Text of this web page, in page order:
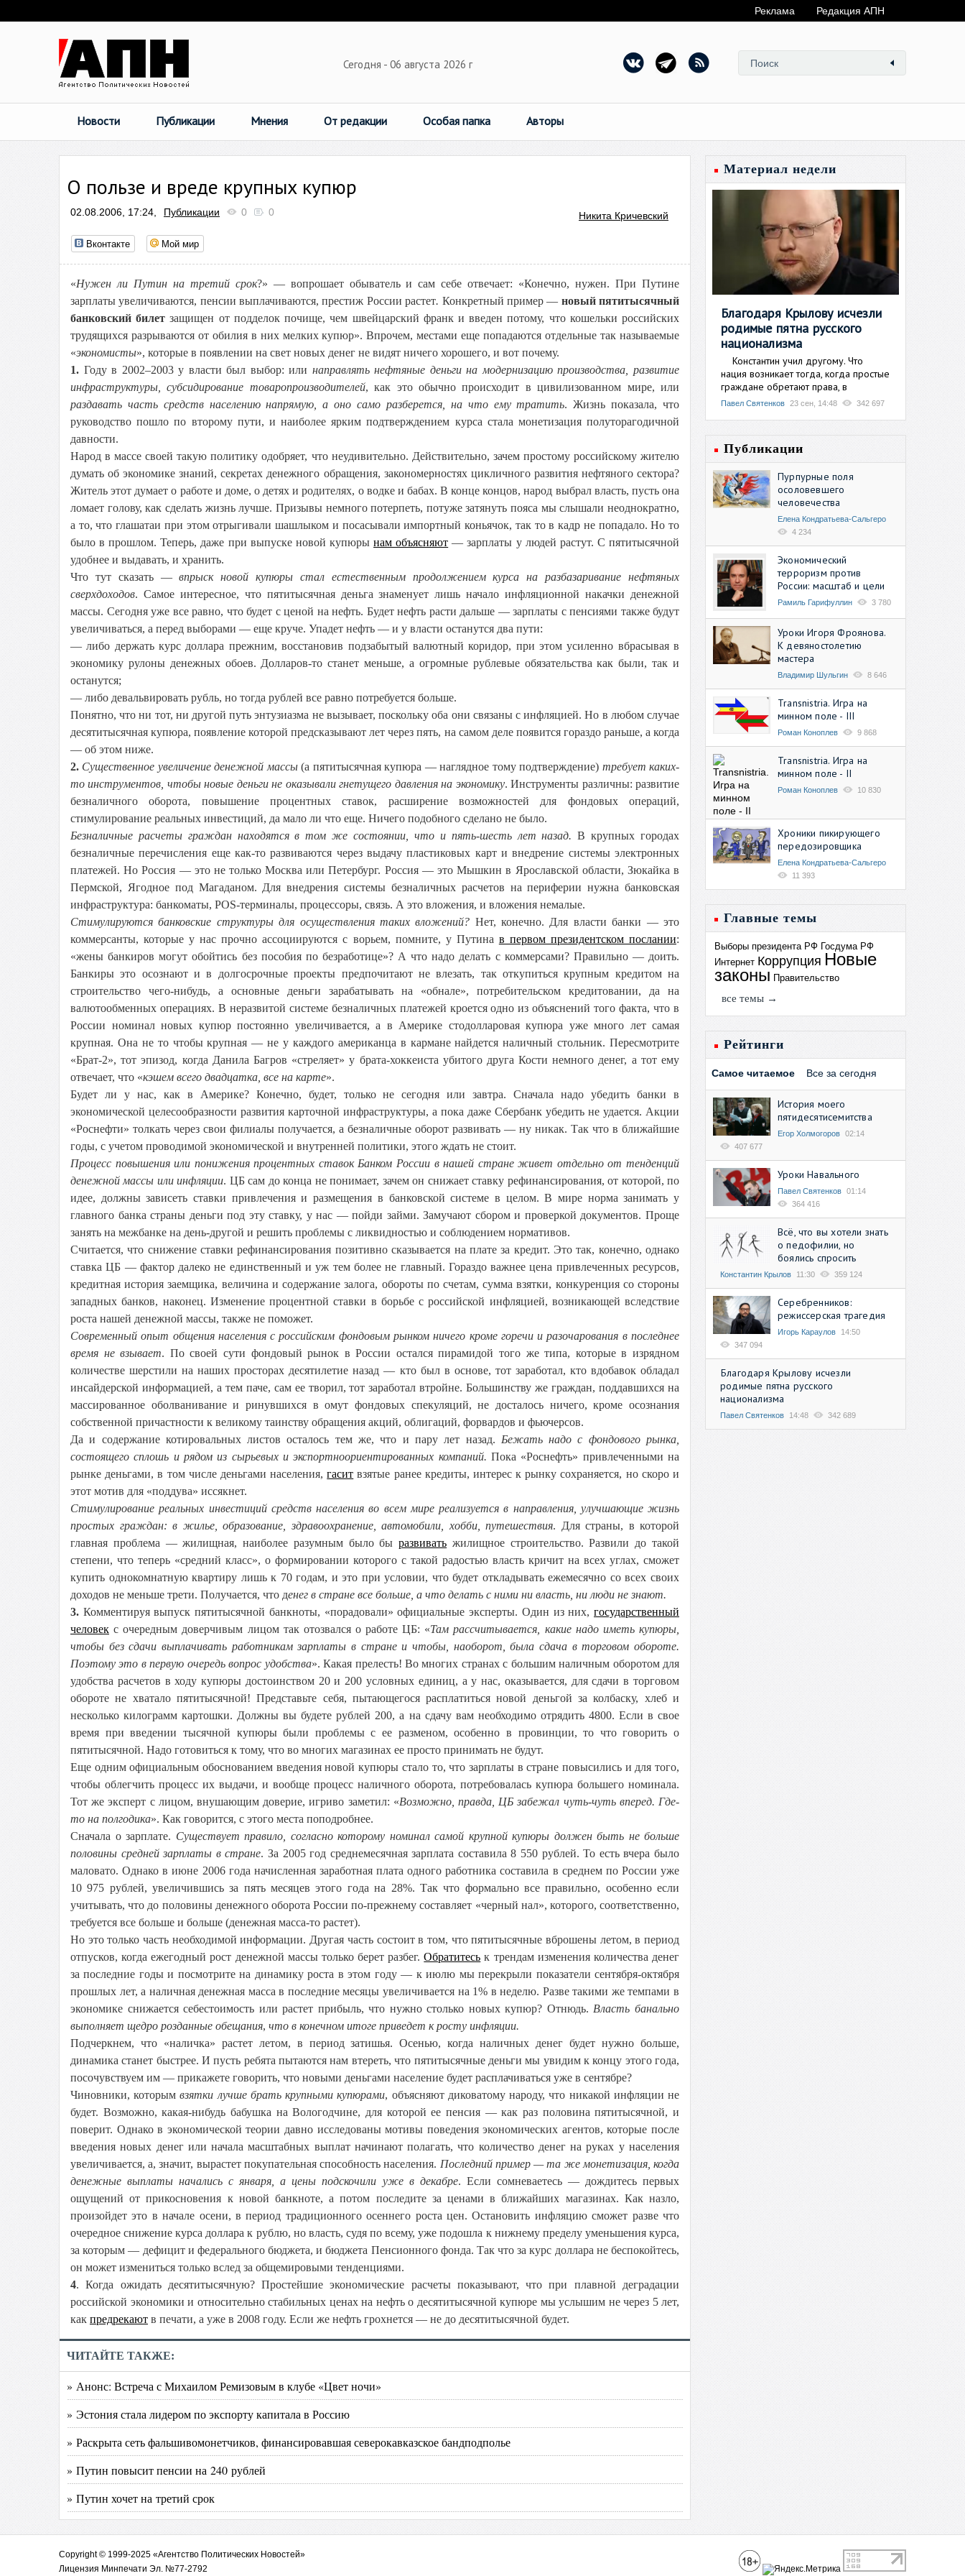
Реклама Редакция АПН
Сегодня - 06 августа 2026 г
Новости Публикации Мнения От редакции Особая папка Авторы
О пользе и вреде крупных купюр
02.08.2006, 17:24, Публикации 0 0 Никита Кричевский
Вконтакте Мой мир
«Нужен ли Путин на третий срок?» — вопрошает обыватель и сам себе отвечает: «Конечно, нужен. При Путине
зарплаты увеличиваются, пенсии выплачиваются, престиж России растет. Конкретный пример — новый пятитысячный
банковский билет защищен от подделок почище, чем швейцарский франк и введен потому, что кошельки российских
трудящихся разрываются от обилия в них мелких купюр». Впрочем, местами еще попадаются отдельные так называемые
«экономисты», которые в появлении на свет новых денег не видят ничего хорошего, и вот почему.
1. Году в 2002–2003 у власти был выбор: или направлять нефтяные деньги на модернизацию производства, развитие
инфраструктуры, субсидирование товаропроизводителей, как это обычно происходит в цивилизованном мире, или
раздавать часть средств населению напрямую, а оно само разберется, на что ему тратить. Жизнь показала, что
руководство пошло по второму пути, и наиболее ярким подтверждением курса стала монетизация полуторагодичной
давности.
Народ в массе своей такую политику одобряет, что неудивительно. Действительно, зачем простому российскому жителю
думать об экономике знаний, секретах денежного обращения, закономерностях цикличного развития нефтяного сектора?
Житель этот думает о работе и доме, о детях и родителях, о водке и бабах. В конце концов, народ выбрал власть, пусть она
ломает голову, как сделать жизнь лучше. Призывы немного потерпеть, потуже затянуть пояса мы слышали неоднократно,
а то, что глашатаи при этом отрыгивали шашлыком и посасывали импортный коньячок, так то в кадр не попадало. Но то
было в прошлом. Теперь, даже при выпуске новой купюрынам объясняют — зарплаты у людей растут. С пятитысячной
удобнее и выдавать, и хранить.
Что тут сказать —впрыск новой купюры стал естественным продолжением курса на разбазаривание нефтяных
сверхдоходов. Самое интересное, что пятитысячная деньга знаменует лишь начало инфляционной накачки денежной
массы. Сегодня уже все равно, что будет с ценой на нефть. Будет нефть расти дальше — зарплаты с пенсиями также будут
увеличиваться, а перед выборами — еще круче. Упадет нефть — и у власти останутся два пути:
— либо держать курс доллара прежним, восстановив подзабытый валютный коридор, при этом усиленно вбрасывая в
экономику рулоны денежных обоев. Долларов-то станет меньше, а огромные рублевые обязательства как были, так и
останутся;
— либо девальвировать рубль, но тогда рублей все равно потребуется больше.
Понятно, что ни тот, ни другой путь энтузиазма не вызывает, поскольку оба они связаны с инфляцией. Но в любом случае
десятитысячная купюра, появление которой предсказывают лет через пять, на самом деле появится гораздо раньше, а когда
— об этом ниже.
2. Существенное увеличение денежной массы(а пятитысячная купюра — наглядное тому подтверждение) требует каких-
то инструментов, чтобы новые деньги не оказывали гнетущего давления на экономику. Инструменты различны: развитие
безналичного оборота, повышение процентных ставок, расширение возможностей для фондовых операций,
стимулирование реальных инвестиций, да мало ли что еще. Ничего подобного сделано не было.
Безналичные расчеты граждан находятся в том же состоянии, что и пять-шесть лет назад. В крупных городах
безналичные перечисления еще как-то развиваются через выдачу пластиковых карт и внедрение системы электронных
платежей. Но Россия — это не только Москва или Петербург. Россия — это Мышкин в Ярославской области, Зюкайка в
Пермской, Ягодное под Магаданом. Для внедрения системы безналичных расчетов на периферии нужна банковская
инфраструктура: банкоматы, POS-терминалы, процессоры, связь. А это вложения, и вложения немалые.
Стимулируются банковские структуры для осуществления таких вложений? Нет, конечно. Для власти банки — это
коммерсанты, которые у нас прочно ассоциируются с ворьем, помните, у Путина в первом президентском послании:
«жены банкиров могут обойтись без пособия по безработице»? А что надо делать с коммерсами? Правильно — доить.
Банкиры это осознают и в долгосрочные проекты предпочитают не влезать, так откупиться крупным кредитом на
строительство чего-нибудь, а основные деньги зарабатывать на «обнале», потребительском кредитовании, да на
валютообменных операциях. В неразвитой системе безналичных платежей кроется одно из объяснений того факта, что в
России номинал новых купюр постоянно увеличивается, а в Америке стодолларовая купюра уже много лет самая
крупная. Она не то чтобы крупная — не у каждого американца в кармане найдется наличный стольник. Пересмотрите
«Брат-2», тот эпизод, когда Данила Багров «стреляет» у брата-хоккеиста убитого друга Кости немного денег, а тот ему
отвечает, что «кэшем всего двадцатка, все на карте».
Будет ли у нас, как в Америке? Конечно, будет, только не сегодня или завтра. Сначала надо убедить банки в
экономической целесообразности развития карточной инфраструктуры, а пока даже Сбербанк убедить не удается. Акции
«Роснефти» толкать через свои филиалы получается, а безналичные оборот развивать — ну никак. Так что в ближайшие
годы, с учетом проводимой экономической и внутренней политики, этого ждать не стоит.
Процесс повышения или понижения процентных ставок Банком России в нашей стране живет отдельно от тенденций
денежной массы или инфляции. ЦБ сам до конца не понимает, зачем он снижает ставку рефинансирования, от которой, по
идее, должны зависеть ставки привлечения и размещения в банковской системе в целом. В мире норма занимать у
главного банка страны деньги под эту ставку, у нас — пойди займи. Замучают сбором и проверкой документов. Проще
занять на межбанке на день-другой и решить проблемы с ликвидностью и соблюдением нормативов.
Считается, что снижение ставки рефинансирования позитивно сказывается на плате за кредит. Это так, конечно, однако
ставка ЦБ — фактор далеко не единственный и уж тем более не главный. Гораздо важнее цена привлеченных ресурсов,
кредитная история заемщика, величина и содержание залога, обороты по счетам, сумма взятки, конкуренция со стороны
западных банков, наконец. Изменение процентной ставки в борьбе с российской инфляцией, возникающей вследствие
роста нашей денежной массы, также не поможет.
Современный опыт общения населения с российским фондовым рынком ничего кроме горечи и разочарования в последнее
время не взывает. По своей сути фондовый рынок в России остался пирамидой того же типа, которые в изрядном
количестве шерстили на наших просторах десятилетие назад — кто был в основе, тот заработал, кто вдобавок обладал
инсайдерской информацией, а тем паче, сам ее творил, тот заработал втройне. Большинству же граждан, поддавшихся на
массированное оболванивание и ринувшихся в омут фондовых спекуляций, не досталось ничего, кроме осознания
собственной причастности к великому таинству обращения акций, облигаций, форвардов и фьючерсов.
Да и содержание котировальных листов осталось тем же, что и пару лет назад. Бежать надо с фондового рынка,
состоящего сплошь и рядом из сырьевых и экспортноориентированных компаний. Пока «Роснефть» привлеченными на
рынке деньгами, в том числе деньгами населения,гасит взятые ранее кредиты, интерес к рынку сохраняется, но скоро и
этот мотив для «поддува» иссякнет.
Стимулирование реальных инвестиций средств населения во всем мире реализуется в направления, улучшающие жизнь
простых граждан: в жилье, образование, здравоохранение, автомобили, хобби, путешествия. Для страны, в которой
главная проблема — жилищная, наиболее разумным было быразвивать жилищное строительство. Развили до такой
степени, что теперь «средний класс», о формировании которого с такой радостью власть кричит на всех углах, сможет
купить однокомнатную квартиру лишь к 70 годам, и это при условии, что будет откладывать ежемесячно со всех своих
доходов не меньше трети. Получается, что денег в стране все больше, а что делать с ними ни власть, ни люди не знают.
3. Комментируя выпуск пятитысячной банкноты, «порадовали» официальные эксперты. Один из них,государственный
человек с очередным доверчивым лицом так отозвался о работе ЦБ: «Там рассчитывается, какие надо иметь купюры,
чтобы без сдачи выплачивать работникам зарплаты в стране и чтобы, наоборот, была сдача в торговом обороте.
Поэтому это в первую очередь вопрос удобства». Какая прелесть! Во многих странах с большим наличным оборотом для
удобства расчетов в ходу купюры достоинством 20 и 200 условных единиц, а у нас, оказывается, для сдачи в торговом
обороте не хватало пятитысячной! Представьте себя, пытающегося расплатиться новой деньгой за колбаску, хлеб и
несколько килограмм картошки. Должны вы будете рублей 200, а на сдачу вам необходимо отрядить 4800. Если в свое
время при введении тысячной купюры были проблемы с ее разменом, особенно в провинции, то что говорить о
пятитысячной. Надо готовиться к тому, что во многих магазинах ее просто принимать не будут.
Еще одним официальным обоснованием введения новой купюры стало то, что зарплаты в стране повысились и для того,
чтобы облегчить процесс их выдачи, и вообще процесс наличного оборота, потребовалась купюра большего номинала.
Тот же эксперт с лицом, внушающим доверие, игриво заметил: «Возможно, правда, ЦБ забежал чуть-чуть вперед. Где-
то на полгодика». Как говорится, с этого места поподробнее.
Сначала о зарплате. Существует правило, согласно которому номинал самой крупной купюры должен быть не больше
половины средней зарплаты в стране. За 2005 год среднемесячная зарплата составила 8 550 рублей. То есть вчера было
маловато. Однако в июне 2006 года начисленная заработная плата одного работника составила в среднем по России уже
10 975 рублей, увеличившись за пять месяцев этого года на 28%. Так что формально все правильно, особенно если
учитывать, что до половины денежного оборота России по-прежнему составляет «черный нал», которого, соответственно,
требуется все больше и больше (денежная масса-то растет).
Но это только часть необходимой информации. Другая часть состоит в том, что пятитысячные вброшены летом, в период
отпусков, когда ежегодный рост денежной массы только берет разбег.Обратитесь к трендам изменения количества денег
за последние годы и посмотрите на динамику роста в этом году — к июлю мы перекрыли показатели сентября-октября
прошлых лет, а наличная денежная масса в последние месяцы увеличивается на 1% в неделю. Разве такими же темпами в
экономике снижается себестоимость или растет прибыль, что нужно столько новых купюр? Отнюдь. Власть банально
выполняет щедро розданные обещания, что в конечном итоге приведет к росту инфляции.
Подчеркнем, что «наличка» растет летом, в период затишья. Осенью, когда наличных денег будет нужно больше,
динамика станет быстрее. И пусть ребята пытаются нам втереть, что пятитысячные деньги мы увидим к концу этого года,
посочувствуем им — прикажете говорить, что новыми деньгами население будет расплачиваться уже в сентябре?
Чиновники, которымвзятки лучше брать крупными купюрами, объясняют диковатому народу, что никакой инфляции не
будет. Возможно, какая-нибудь бабушка на Вологодчине, для которой ее пенсия — как раз половина пятитысячной, и
поверит. Однако в экономической теории давно исследованы мотивы поведения экономических агентов, которые после
введения новых денег или начала масштабных выплат начинают полагать, что количество денег на руках у населения
увеличивается, а, значит, вырастет покупательная способность населения. Последний пример — та же монетизация, когда
денежные выплаты начались с января, а цены подскочили уже в декабре. Если сомневаетесь — дождитесь первых
ощущений от прикосновения к новой банкноте, а потом последите за ценами в ближайших магазинах. Как назло,
произойдет это в начале осени, в период традиционного осеннего роста цен. Остановить инфляцию сможет разве что
очередное снижение курса доллара к рублю, но власть, судя по всему, уже подошла к нижнему пределу уменьшения курса,
за которым — дефицит и федерального бюджета, и бюджета Пенсионного фонда. Так что за курс доллара не беспокойтесь,
он может измениться только вслед за общемировыми тенденциями.
4. Когда ожидать десятитысячную? Простейшие экономические расчеты показывают, что при плавной деградации
российской экономики и относительно стабильных ценах на нефть о десятитысячной купюре мы услышим не через 5 лет,
как предрекают в печати, а уже в 2008 году. Если же нефть грохнется — не до десятитысячной будет.
ЧИТАЙТЕ ТАКЖЕ:
» Анонс: Встреча с Михаилом Ремизовым в клубе «Цвет ночи»
» Эстония стала лидером по экспорту капитала в Россию
» Раскрыта сеть фальшивомонетчиков, финансировавшая северокавказское бандподполье
» Путин повысит пенсии на 240 рублей
» Путин хочет на третий срок
Материал недели
Благодаря Крылову исчезли
родимые пятна русского
национализма
Константин учил другому. Что
нация возникает тогда, когда простые
граждане обретают права, в
Павел Святенков 23 сен, 14:48 342 697
Публикации
Пурпурные поля
осоловевшего
человечества
Елена Кондратьева-Сальгеро
4 234
Экономический
терроризм против
России: масштаб и цели
Рамиль Гарифуллин 3 780
Уроки Игоря Фроянова.
К девяностолетию
мастера
Владимир Шульгин 8 646
Transnistria. Игра на
минном поле - III
Роман Коноплев 9 868
Transnistria. Игра на
минном поле - II
Роман Коноплев 10 830
Хроники пикирующего
передозировщика
Елена Кондратьева-Сальгеро
11 393
Главные темы
Выборы президента РФ Госдума РФ
Интернет Коррупция Новые
законы Правительство
все темы →
Рейтинги
Самое читаемое Все за сегодня
История моего
пятидесятисемитства
Егор Холмогоров 02:14
407 677
Уроки Навального
Павел Святенков 01:14
364 416
Всё, что вы хотели знать
о педофилии, но
боялись спросить
Константин Крылов 11:30 359 124
Серебренников:
режиссерская трагедия
Игорь Караулов
14:50
347 094
Благодаря Крылову исчезли
родимые пятна русского
национализма
Павел Святенков 14:48 342 689
Copyright © 1999-2025 «Агентство Политических Новостей»
Лицензия Минпечати Эл. №77-2792